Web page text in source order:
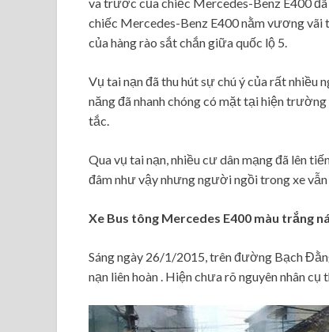
va trước của chiếc Mercedes-Benz E400
chiếc Mercedes-Benz E400 nằm vương
của hàng rào sắt chắn giữa quốc lộ 5.
Vụ tai nạn đã thu hút sự chú ý của rất
năng đã nhanh chóng có mặt tại hiện
tắc.
Qua vụ tai nạn, nhiều cư dân mạng đã lên
đâm như vậy nhưng người ngồi trong xe vẫn
Xe Bus tông Mercedes E400 màu trắng
Sáng ngày 26/1/2015, trên đường Bạch
nạn liên hoàn . Hiện chưa rõ nguyên nhân cụ